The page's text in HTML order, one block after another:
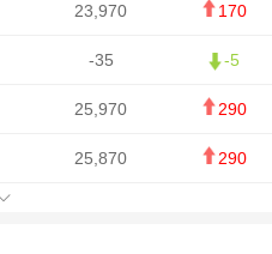
23,970 170
-35 -5
25,970 290
25,870 290